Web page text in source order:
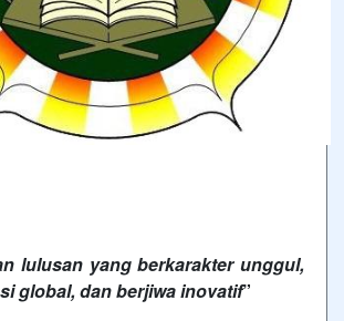
lulusan yang berkarakter unggul,
global, dan berjiwa inovatif”